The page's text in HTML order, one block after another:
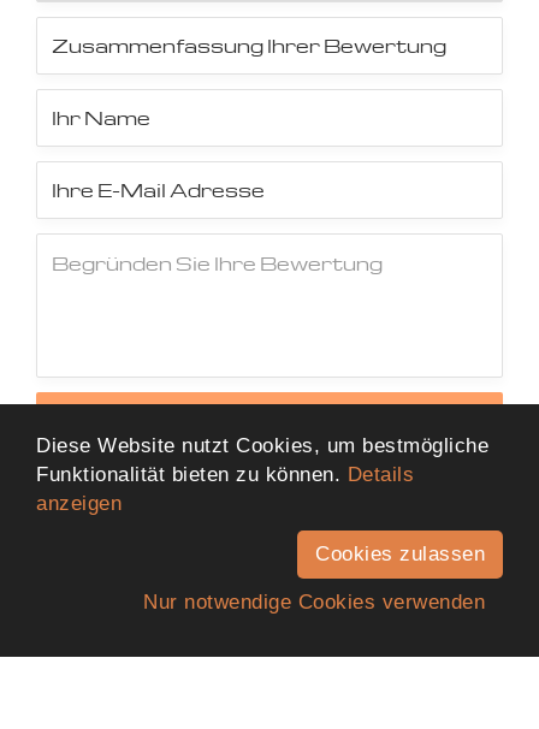
Diese Website nutzt Cookies, um bestmögliche
Funktionalität bieten zu können. Details
anzeigen
Cookies zulassen
Nur notwendige Cookies verwenden